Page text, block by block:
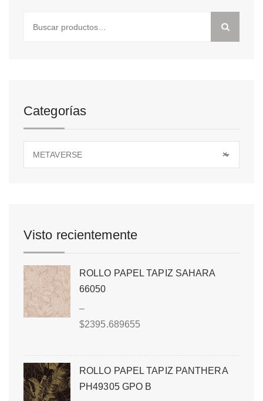
Categorías
×
METAVERSE
Visto recientemente
ROLLO PAPEL TAPIZ SAHARA
66050
–
$2395.689655
ROLLO PAPEL TAPIZ PANTHERA
PH49305 GPO B